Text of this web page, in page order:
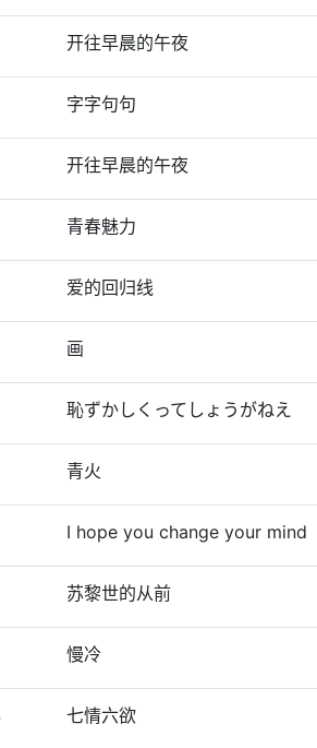
开往早晨的午夜
字字句句
开往早晨的午夜
青春魅力
爱的回归线
画
恥ずかしくってしょうがねえ
青火
I hope you change your mind
苏黎世的从前
慢冷
七情六欲